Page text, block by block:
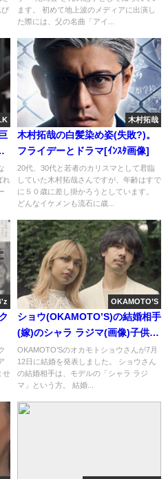
ぴ
ます。 初めて地上波のメディアに出演し
た際には、父の名曲「アイ...
れ
木村拓哉
木村拓哉の白髪染め姿(失敗?)。
フライデーとドラマ[ｲﾝｽﾀ画像]
20代、30代と若者のカリスマとして君臨
していた木村拓哉さんですが、年齢はすで
に５０歳に差し掛かろうとしています。
どんなイケメンも流石に歳...
せ
OKAMOTO’S
ショウ(OKAMOTO’S)の結婚相手
(嫁)のシャラ ラジマ(画像)子供の
妊娠
OKAMOTO’Sのオカモトショウさんが7月
12日に結婚を発表しました。 ショウさん
の結婚相手は、モデルの「シャラ ラジ
マ」という方。 結婚...